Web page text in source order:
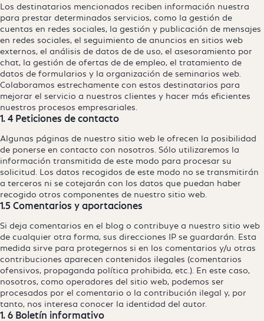
Los destinatarios mencionados reciben información nuestra
para prestar determinados servicios, como la gestión de
cuentas en redes sociales, la gestión y publicación de mensajes
en redes sociales, el seguimiento de anuncios en sitios web
externos, el análisis de datos de de uso, el asesoramiento por
chat, la gestión de ofertas de de empleo, el tratamiento de
datos de formularios y la organización de seminarios web.
Colaboramos estrechamente con estos destinatarios para
mejorar el servicio a nuestros clientes y hacer más eficientes
nuestros procesos empresariales.
1. 4 Peticiones de contacto
Algunas páginas de nuestro sitio web le ofrecen la posibilidad
de ponerse en contacto con nosotros. Sólo utilizaremos la
información transmitida de este modo para procesar su
solicitud. Los datos recogidos de este modo no se transmitirán
a terceros ni se cotejarán con los datos que puedan haber
recogido otros componentes de nuestro sitio web.
1.5 Comentarios y aportaciones
Si deja comentarios en el blog o contribuye a nuestro sitio web
de cualquier otra forma, sus direcciones IP se guardarán. Esta
medida sirve para protegernos si en los comentarios y/u otras
contribuciones aparecen contenidos ilegales (comentarios
ofensivos, propaganda política prohibida, etc.). En este caso,
nosotros, como operadores del sitio web, podemos ser
procesados por el comentario o la contribución ilegal y, por
tanto, nos interesa conocer la identidad del autor.
1. 6 Boletín informativo